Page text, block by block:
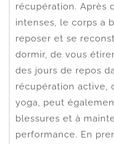
récupération. Après
intenses, le corps a
reposer et se
dormir, de vous
des jours de repos
récupération active,
yoga, peut
blessures et à
performance. En